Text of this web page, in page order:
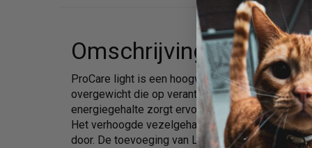
Omschrijving
ProCare light is een hoogwaardige voeding
overgewicht die op verantwoorde wijze moeten
energiegehalte zorgt ervoor dat uw hond weer
Het verhoogde vezelgehalte vermindert het
door. De toevoeging van L-carnitine zorgt voor